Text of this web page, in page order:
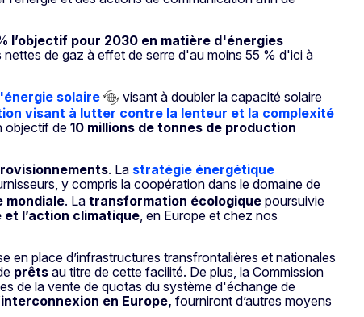
l’objectif pour 2030 en matière d'énergies
de gaz à effet de serre d'au moins 55 % d'ici à
solaire
visant à doubler la capacité solaire
visant à lutter contre la lenteur et la complexité
objectif de 10 millions de tonnes de production
. La stratégie énergétique
y compris la coopération dans le domaine de
mondiale. La transformation écologique poursuivie
l’action climatique, en Europe et chez nos
en place d’infrastructures transfrontalières et nationales
prêts au titre de cette facilité. De plus, la Commission
de la vente de quotas du système d'échange de
en Europe, fourniront d’autres moyens